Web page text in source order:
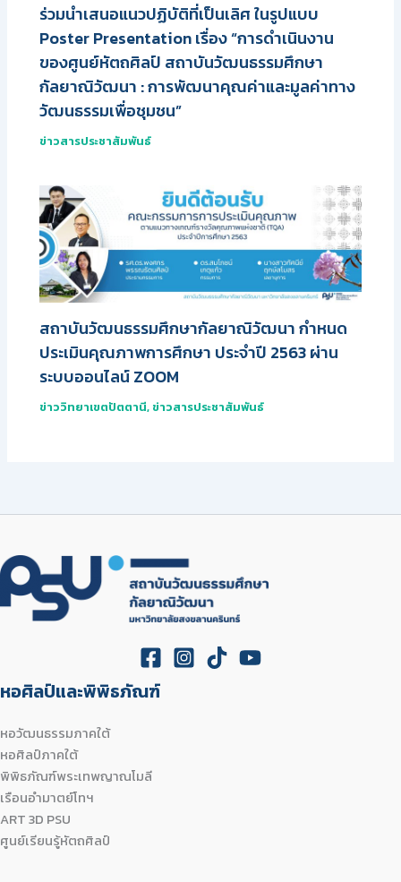
ร่วมนำเสนอแนวปฏิบัติที่เป็นเลิศ ในรูปแบบ
Poster Presentation เรื่อง “การดำเนินงาน
ของศูนย์หัตถศิลป์ สถาบันวัฒนธรรมศึกษา
กัลยาณิวัฒนา : การพัฒนาคุณค่าและมูลค่าทาง
วัฒนธรรมเพื่อชุมชน”
ข่าวสารประชาสัมพันธ์
สถาบันวัฒนธรรมศึกษากัลยาณิวัฒนา กำหนด
ประเมินคุณภาพการศึกษา ประจำปี 2563 ผ่าน
ระบบออนไลน์ ZOOM
ข่าววิทยาเขตปัตตานี, ข่าวสารประชาสัมพันธ์
หอศิลป์และพิพิธภัณฑ์
หอวัฒนธรรมภาคใต้
หอศิลป์ภาคใต้
พิพิธภัณฑ์พระเทพญาณโมลี
เรือนอำมาตย์โทฯ
ART 3D PSU
ศูนย์เรียนรู้หัตถศิลป์